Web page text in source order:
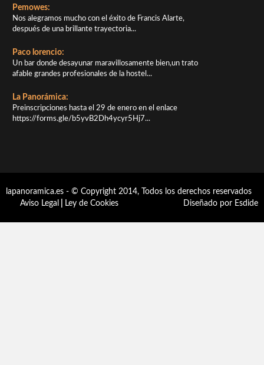
Pemowes:
Nos alegramos mucho con el éxito de Francis Alarte,
después de una brillante trayectoria...
Paco lorencio:
Un bar donde desayunar maravillosamente bien,un trato
afable grandes profesionales de la hostel...
La Panorámica:
Preinscripciones hasta el 29 de enero en el enlace
https://forms.gle/b5yvB2Dh4ycyr5Hj7...
lapanoramica.es - © Copyright 2014, Todos los derechos reservados
Aviso Legal
Ley de Cookies Diseñado por Esdide